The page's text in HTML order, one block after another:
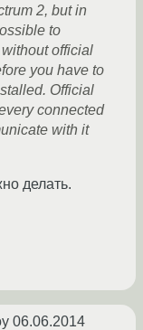
2, but in
to
official
you have to
Official
connected
with it
делать.
06.06.2014